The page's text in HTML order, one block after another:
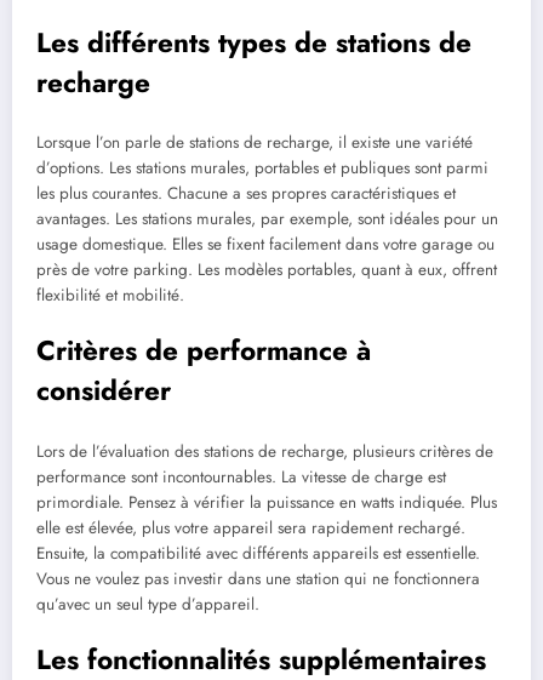
Les différents types de stations de
recharge
Lorsque l’on parle de stations de recharge, il existe une variété
d’options. Les stations murales, portables et publiques sont parmi
les plus courantes. Chacune a ses propres caractéristiques et
avantages. Les stations murales, par exemple, sont idéales pour un
usage domestique. Elles se fixent facilement dans votre garage ou
près de votre parking. Les modèles portables, quant à eux, offrent
flexibilité et mobilité.
Critères de performance à
considérer
Lors de l’évaluation des stations de recharge, plusieurs critères de
performance sont incontournables. La vitesse de charge est
primordiale. Pensez à vérifier la puissance en watts indiquée. Plus
elle est élevée, plus votre appareil sera rapidement rechargé.
Ensuite, la compatibilité avec différents appareils est essentielle.
Vous ne voulez pas investir dans une station qui ne fonctionnera
qu’avec un seul type d’appareil.
Les fonctionnalités supplémentaires